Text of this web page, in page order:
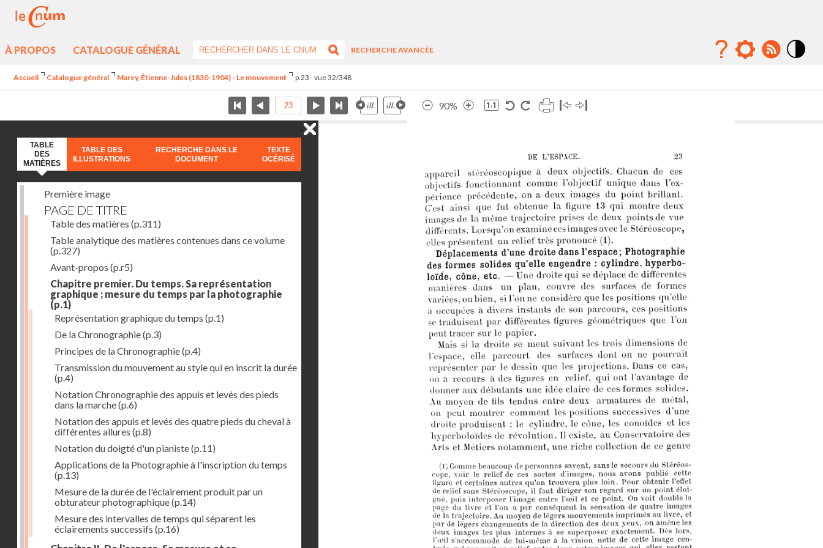
À PROPOS CATALOGUE GÉNÉRAL
RECHERCHE AVANCÉE
Accueil Catalogue général Marey, Étienne-Jules (1830-1904) - Le mouvement p.23 - vue 32/348
90%
TABLE
DES
MATIÈRES
TABLE DES
ILLUSTRATIONS
RECHERCHE DANS LE
DOCUMENT
TEXTE
OCÉRISÉ
Première image
PAGE DE TITRE
Table des matières (p.311)
Table analytique des matières contenues dans ce volume
(p.327)
Avant-propos (p.r5)
Chapitre premier. Du temps. Sa représentation
graphique ; mesure du temps par la photographie
(p.1)
Représentation graphique du temps (p.1)
De la Chronographie(p.3)
Principes de la Chronographie(p.4)
Transmission du mouvement au style qui en inscrit la durée
(p.4)
Notation Chronographie des appuis et levés des pieds
dans la marche(p.6)
Notation des appuis et levés des quatre pieds du cheval à
différentes allures (p.8)
Notation du doigté d'un pianiste(p.11)
Applications de la Photographie à l'inscription du temps
(p.13)
Mesure de la durée de l'éclairement produit par un
obturateur photographique(p.14)
Mesure des intervalles de temps qui séparent les
éclairements successifs (p.16)